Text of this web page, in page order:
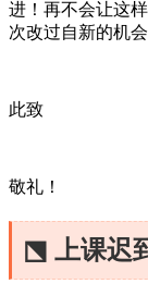
进！再不会让这
次改过自新的机
此致
敬礼！
⬔ 上课迟